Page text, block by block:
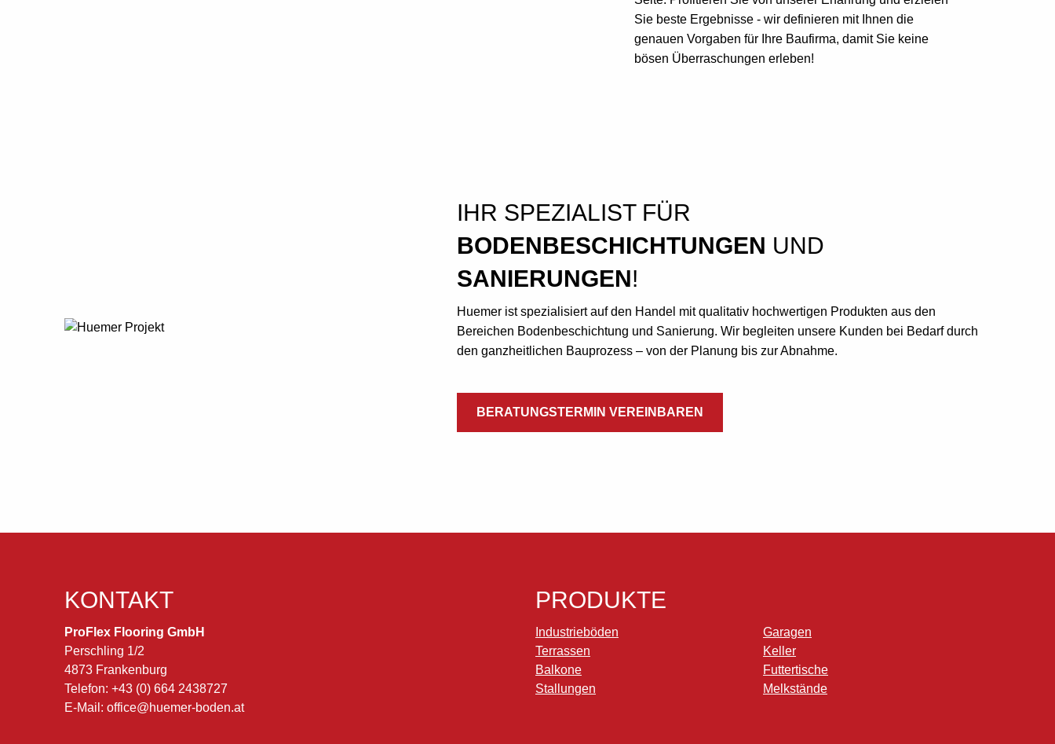
Sie beste Ergebnisse - wir definieren mit Ihnen die
genauen Vorgaben für Ihre Baufirma, damit Sie keine
bösen Überraschungen erleben!
IHR SPEZIALIST FÜR
BODENBESCHICHTUNGEN UND
SANIERUNGEN!
Huemer ist spezialisiert auf den Handel mit qualitativ hochwertigen Produkten aus den
Bereichen Bodenbeschichtung und Sanierung. Wir begleiten unsere Kunden bei Bedarf durch
den ganzheitlichen Bauprozess – von der Planung bis zur Abnahme.
BERATUNGSTERMIN VEREINBAREN
KONTAKT
ProFlex Flooring GmbH
Perschling 1/2
4873 Frankenburg
AT
Telefon: voice
+43 (0) 664 2438727
E-Mail: email
office@huemer-boden.at
PRODUKTE
Industrieböden
Garagen
Terrassen
Keller
Balkone
Futtertische
Stallungen
Melkstände